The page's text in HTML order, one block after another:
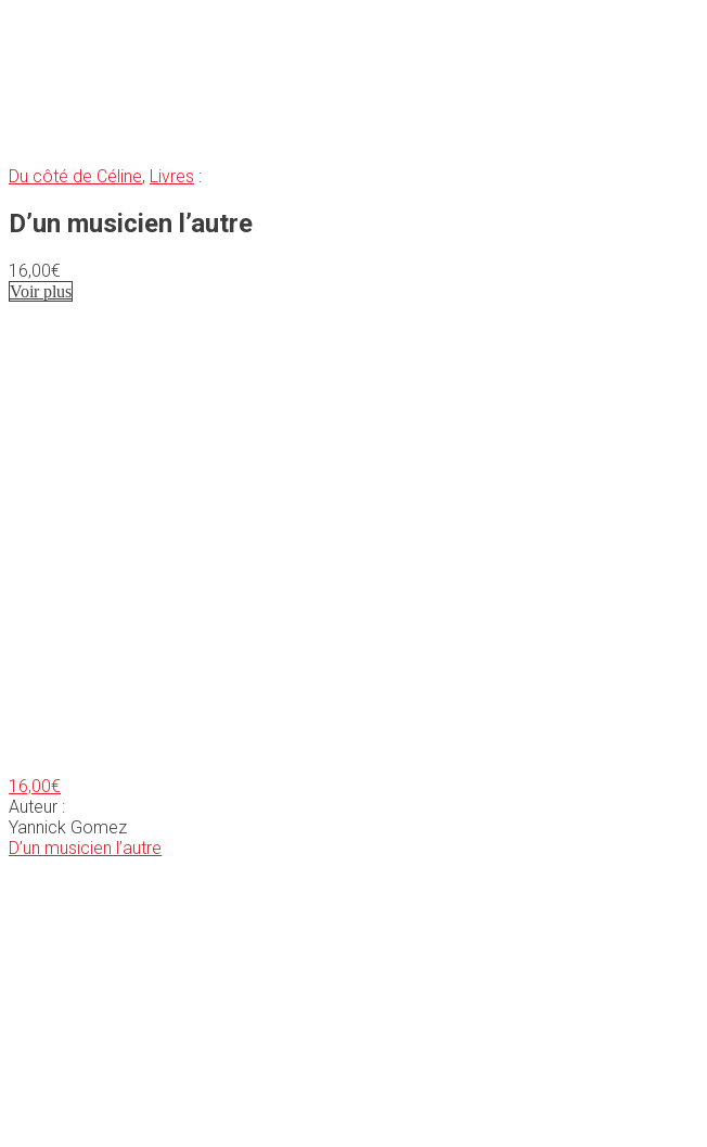
Du côté de Céline, Livres :
D’un musicien l’autre
16,00€
Voir plus
16,00€
Auteur :
Yannick Gomez
D’un musicien l’autre